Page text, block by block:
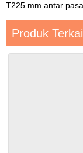
T225 mm antar
Produk